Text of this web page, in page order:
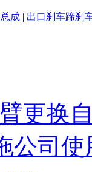
成 | 出口刹车蹄刹
更换
公司